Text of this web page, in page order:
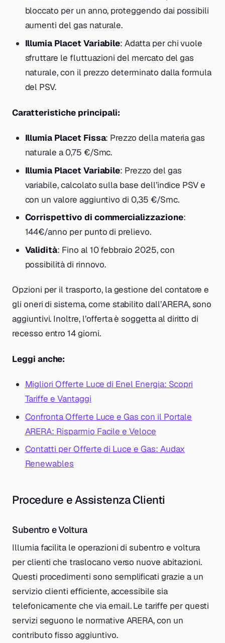
bloccato per un anno, proteggendo dai possibili
aumenti del gas naturale.
Illumia Placet Variabile: Adatta per chi vuole
sfruttare le fluttuazioni del mercato del gas
naturale, con il prezzo determinato dalla formula
del PSV.
Caratteristiche principali:
Illumia Placet Fissa: Prezzo della materia gas
naturale a 0,75 €/Smc.
Illumia Placet Variabile: Prezzo del gas
variabile, calcolato sulla base dell’indice PSV e
con un valore aggiuntivo di 0,35 €/Smc.
Corrispettivo di commercializzazione:
144€/anno per punto di prelievo.
Validità: Fino al 10 febbraio 2025, con
possibilità di rinnovo.
Opzioni per il trasporto, la gestione del contatore e
gli oneri di sistema, come stabilito dall’ARERA, sono
aggiuntivi. Inoltre, l’offerta è soggetta al diritto di
recesso entro 14 giorni.
Leggi anche:
Migliori Offerte Luce di Enel Energia: Scopri
Tariffe e Vantaggi
Confronta Offerte Luce e Gas con il Portale
ARERA: Risparmio Facile e Veloce
Contatti per Offerte di Luce e Gas: Audax
Renewables
Procedure e Assistenza Clienti
Subentro e Voltura
Illumia facilita le operazioni di subentro e voltura
per clienti che traslocano verso nuove abitazioni.
Questi procedimenti sono semplificati grazie a un
servizio clienti efficiente, accessibile sia
telefonicamente che via email. Le tariffe per questi
servizi seguono le normative ARERA, con un
contributo fisso aggiuntivo.